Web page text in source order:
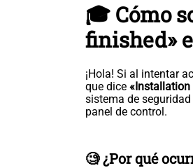
🎓 Cómo
finished»
¡Hola! Si al intentar
que dice «Installation
sistema de
panel de control.
🧐 ¿Por qué